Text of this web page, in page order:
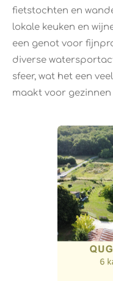
fietstochten en
lokale keuken en
een genot voor
diverse
sfeer, wat het een
maakt voor